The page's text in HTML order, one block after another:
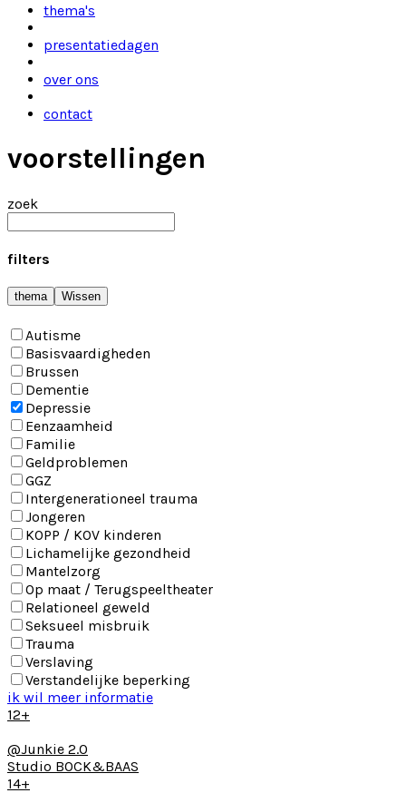
thema's
presentatiedagen
over ons
contact
voorstellingen
zoek
filters
thema Wissen
Autisme
Basisvaardigheden
Brussen
Dementie
Depressie
Eenzaamheid
Familie
Geldproblemen
GGZ
Intergenerationeel trauma
Jongeren
KOPP / KOV kinderen
Lichamelijke gezondheid
Mantelzorg
Op maat / Terugspeeltheater
Relationeel geweld
Seksueel misbruik
Trauma
Verslaving
Verstandelijke beperking
ik wil meer informatie
12+
@Junkie 2.0
Studio BOCK&BAAS
14+